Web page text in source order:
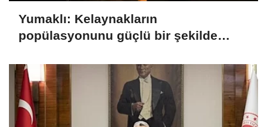
Yumaklı: Kelaynakların
popülasyonunu güçlü bir şekilde